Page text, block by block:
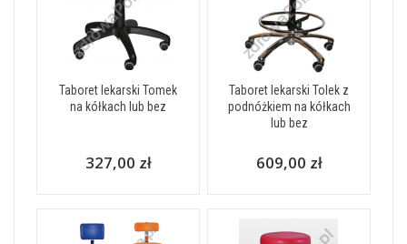
Taboret lekarski Tomek
na kółkach lub bez
327,00 zł
Taboret lekarski Tolek z
podnóżkiem na kółkach
lub bez
609,00 zł